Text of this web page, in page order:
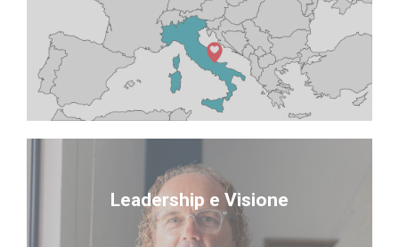
Presenza Internazionale
Da Pescara, nostra sede principale, abbiamo
Leadership e Visione
strategie aziendali
- Approccio diretto e collaborativo con la rete
vendita e i clienti
- Ricerca costante di innovazione nel settore